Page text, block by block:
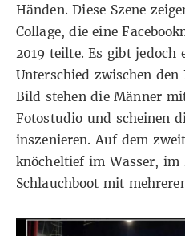
Händen. Diese Szene
Collage, die eine
2019 teilte. Es gibt jedoch
Unterschied zwischen
Bild stehen die Männer
Fotostudio und scheinen
inszenieren. Auf dem
knöcheltief im Wasser,
Schlauchboot mit